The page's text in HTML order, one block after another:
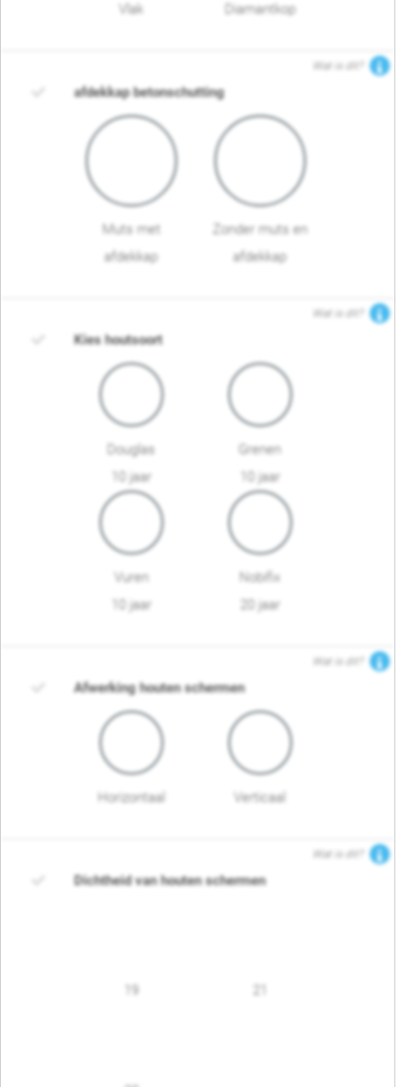
Vlak Diamantkop
Wat is dit?
afdekkap betonschutting
Muts met
afdekkap
Zonder muts en
afdekkap
Wat is dit?
Kies houtsoort
Douglas
10 jaar
Grenen
10 jaar
Vuren
10 jaar
Nobifix
20 jaar
Wat is dit?
Afwerking houten schermen
Horizontaal Verticaal
Wat is dit?
Dichtheid van houten schermen
19